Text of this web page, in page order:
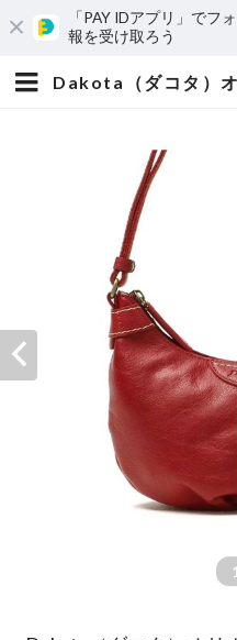
「PAY IDアプリ」でフ
報を受け取ろう
1